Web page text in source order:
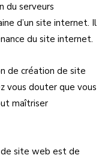
du serveurs
d’un site internet. Il
du site internet.
de création de site
vous douter que vous
maîtriser
site web est de